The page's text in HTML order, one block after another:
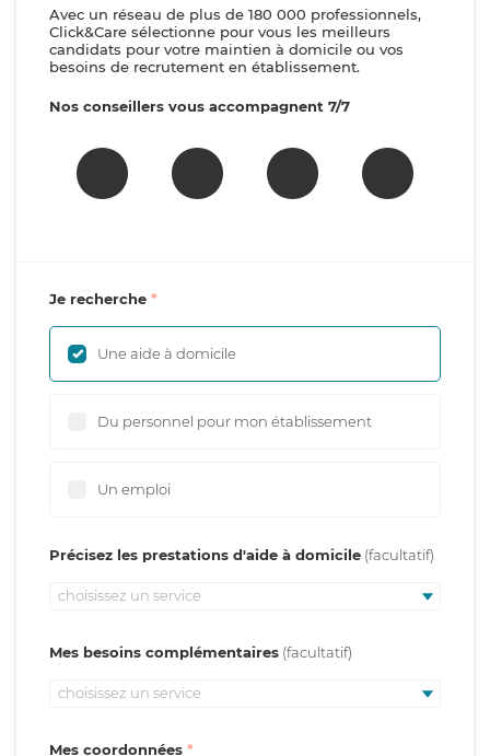
Avec un réseau de plus de 180 000 professionnels,
Click&Care sélectionne pour vous les meilleurs
candidats pour votre maintien à domicile ou vos
besoins de recrutement en établissement.
Nos conseillers vous accompagnent 7/7
Je recherche
Une aide à domicile
Du personnel pour mon établissement
Un emploi
Précisez les prestations d'aide à domicile
choisissez un service
Mes besoins complémentaires
choisissez un service
Mes coordonnées